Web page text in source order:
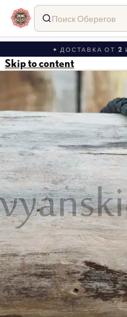
✦ ДОСТАВКА ОТ 2
Skip to content
Поиск Оберегов